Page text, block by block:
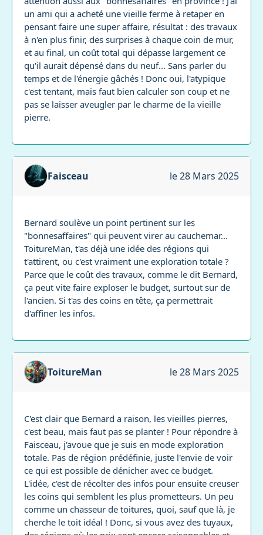
un ami qui a acheté une vieille ferme à retaper en
pensant faire une super affaire, résultat : des travaux
à n'en plus finir, des surprises à chaque coin de mur,
et au final, un coût total qui dépasse largement ce
qu'il aurait dépensé dans du neuf... Sans parler du
temps et de l'énergie gâchés ! Donc oui, l'atypique
c'est tentant, mais faut bien calculer son coup et ne
pas se laisser aveugler par le charme de la vieille
pierre.
Faisceau le 28 Mars 2025
Bernard soulève un point pertinent sur les
"bonnesaffaires" qui peuvent virer au cauchemar...
ToitureMan, t'as déjà une idée des régions qui
t'attirent, ou c'est vraiment une exploration totale ?
Parce que le coût des travaux, comme le dit Bernard,
ça peut vite faire exploser le budget, surtout sur de
l'ancien. Si t'as des coins en tête, ça permettrait
d'affiner les infos.
ToitureMan le 28 Mars 2025
C'est clair que Bernard a raison, les vieilles pierres,
c'est beau, mais faut pas se planter ! Pour répondre à
Faisceau, j'avoue que je suis en mode exploration
totale. Pas de région prédéfinie, juste l'envie de voir
ce qui est possible de dénicher avec ce budget.
L'idée, c'est de récolter des infos pour ensuite creuser
les coins qui semblent les plus prometteurs. Un peu
comme un chasseur de toitures, quoi, sauf que là, je
cherche le toit idéal ! Donc, si vous avez des tuyaux,